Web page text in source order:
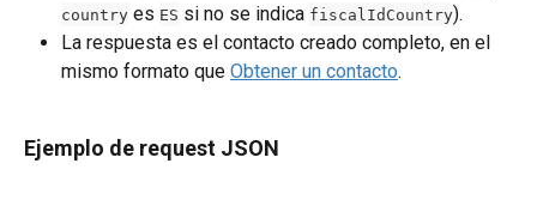
country es ES si no se indica fiscalIdCountry).
La respuesta es el contacto creado completo, en el
mismo formato que Obtener un contacto.
Ejemplo de request JSON